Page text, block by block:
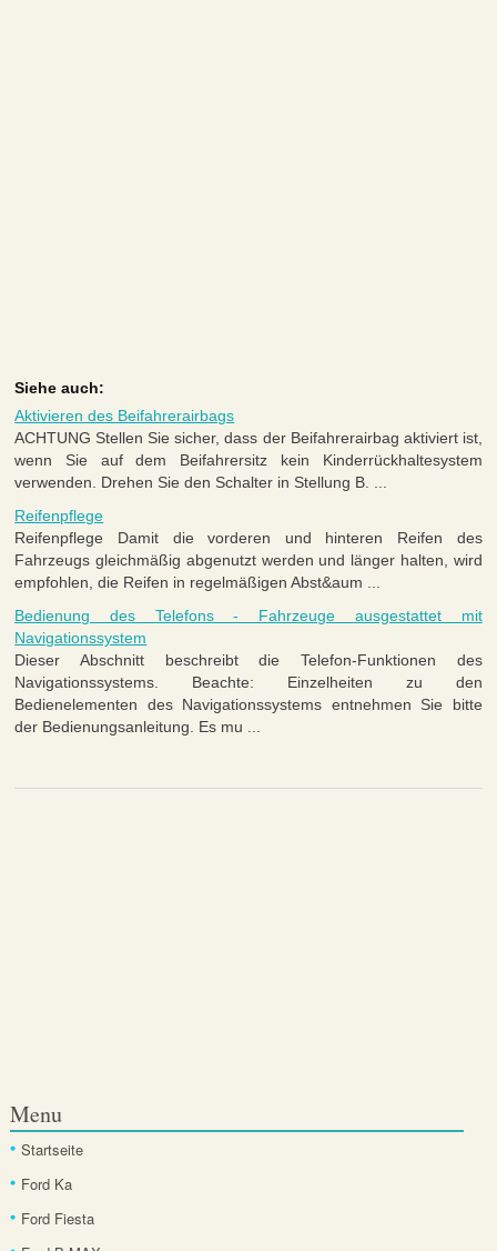
Siehe auch:
Aktivieren des Beifahrerairbags
ACHTUNG Stellen Sie sicher, dass der Beifahrerairbag aktiviert ist,
wenn Sie auf dem Beifahrersitz kein Kinderrückhaltesystem
verwenden. Drehen Sie den Schalter in Stellung B. ...
Reifenpflege
Reifenpflege Damit die vorderen und hinteren Reifen des
Fahrzeugs gleichmäßig abgenutzt werden und länger halten, wird
empfohlen, die Reifen in regelmäßigen Abst&aum ...
Bedienung des Telefons - Fahrzeuge ausgestattet mit
Navigationssystem
Dieser Abschnitt beschreibt die Telefon-Funktionen des
Navigationssystems. Beachte: Einzelheiten zu den
Bedienelementen des Navigationssystems entnehmen Sie bitte
der Bedienungsanleitung. Es mu ...
Menu
Startseite
Ford Ka
Ford Fiesta